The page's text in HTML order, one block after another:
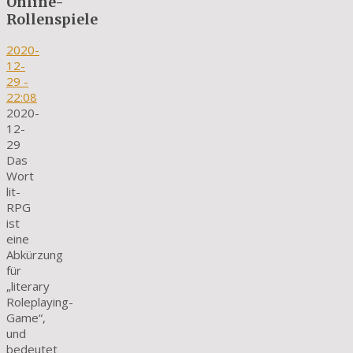
Rollenspiele
2020-
12-
29 -
22:08
2020-
12-
29
Das
Wort
lit-
RPG
ist
eine
Abkürzung
für
„literary
Roleplaying-
Game“,
und
bedeutet